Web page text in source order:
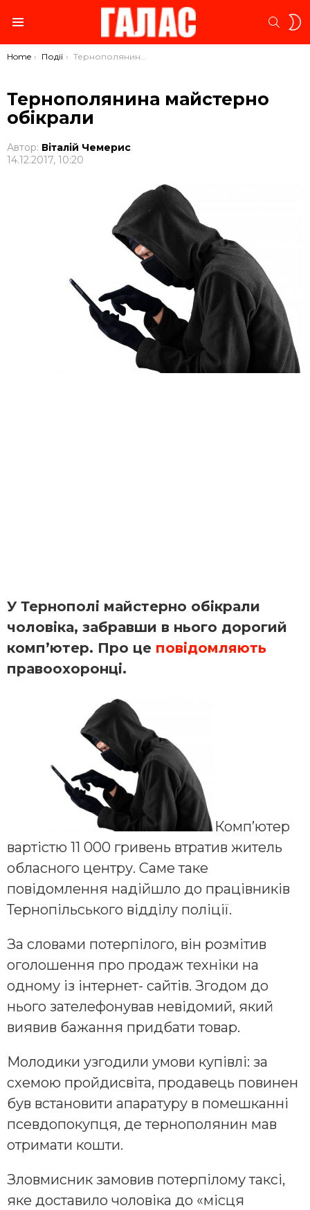
You are here:
Home Події Тернополянина майстерно обікрали
Тернополянина майстерно
обікрали
Автор: Віталій Чемерис
14.12.2017, 10:20
У Тернополі майстерно обікрали
чоловіка, забравши в нього дорогий
комп’ютер. Про це повідомляють
правоохоронці.
Комп’ютер
вартістю 11 000 гривень втратив житель
обласного центру. Саме таке
повідомлення надійшло до працівників
Тернопільського відділу поліції.
За словами потерпілого, він розмітив
оголошення про продаж техніки на
одному із інтернет- сайтів. Згодом до
нього зателефонував невідомий, який
виявив бажання придбати товар.
Молодики узгодили умови купівлі: за
схемою пройдисвіта, продавець повинен
був встановити апаратуру в помешканні
псевдопокупця, де тернополянин мав
отримати кошти.
Зловмисник замовив потерпілому таксі,
яке доставило чоловіка до «місця